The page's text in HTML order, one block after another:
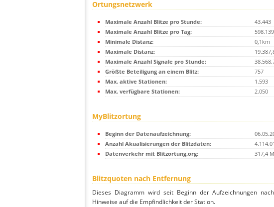
Ortungsnetzwerk
Maximale Anzahl Blitze pro Stunde:
43.443
Maximale Anzahl Blitze pro Tag:
Minimale Distanz:
0,1km
Maximale Distanz:
Maximale Anzahl Signale pro Stunde:
Größte Beteiligung an einem Blitz:
757
Max. aktive Stationen:
1.593
Max. verfügbare Stationen:
2.050
MyBlitzortung
Beginn der Datenaufzeichnung:
Anzahl Akualisierungen der Blitzdaten:
Datenverkehr mit Blitzortung.org:
317,4
Blitzquoten nach Entfernung
Dieses Diagramm wird seit Beginn der Aufzeichnungen
Hinweise auf die Empfindlichkeit der Station.